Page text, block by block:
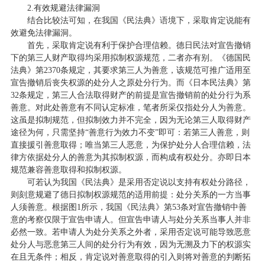
2.有效规避法律漏洞
结合比较法可知，在我国《民法典》语境下，采取肯定说能有
效避免法律漏洞。
首先，采取肯定说有利于保护合理信赖。德日民法对宣告撤销
下的第三人财产取得均采用拟制权源规范，二者亦有别。《德国民
法典》第2370条规定，其要求第三人为善意，该规范可推广适用至
宣告撤销后丧失权源的处分人之原处分行为。而《日本民法典》第
32条规定，第三人合法取得财产的前提是宣告撤销前的处分行为系
善意。对此处善意有不同认定标准，笔者所采仅指处分人为善意。
这虽是拟制规范，但拟制效力并不完全，因为无论第三人取得财产
途径为何，只需坚持“善意行为效力不变”即可：若第三人善意，则
直接援引善意取得；唯当第三人恶意，为保护处分人合理信赖，法
律方依据处分人的善意为其拟制权源，而构成有权处分。亦即日本
规范兼容善意取得和拟制权源。
可若认为我国《民法典》是采用否定说以支持有权处分路径，
则刻意规避了德日拟制权源规范的适用前提：处分关系的一方当事
人须善意。根据图1所示，我国《民法典》第53条对宣告撤销中善
意的考察仅限于宣告申请人。但宣告申请人与处分关系当事人并非
必然一致。若申请人为处分关系之外者，采用否定说可能导致恶意
处分人与恶意第三人间的处分行为有效，因为无溯及力下的权源实
在且无条件；相反，肯定说对善意取得的引入则将对善意的判断拓